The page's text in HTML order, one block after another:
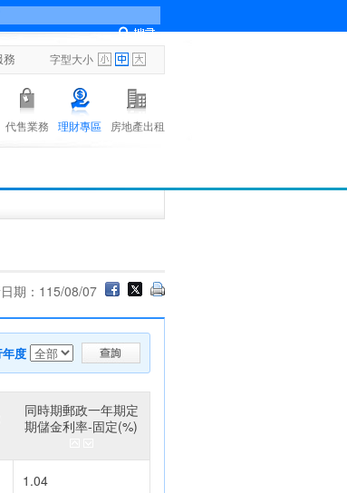
務 字型大小
代售業務 理財專區 房地產出租
期：115/08/07
度
同時期郵政一年期定
期儲金利率-固定(%)
1.04